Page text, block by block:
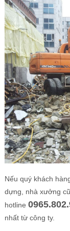
Nếu quý khách
dựng, nhà xưởng
hotline
nhất từ công ty.